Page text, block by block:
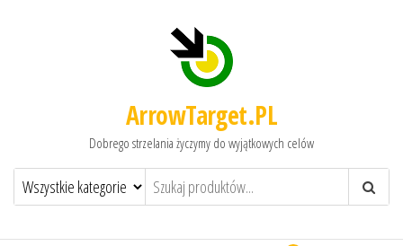
ArrowTarget.PL
Dobrego strzelania życzymy do wyjątkowych celów